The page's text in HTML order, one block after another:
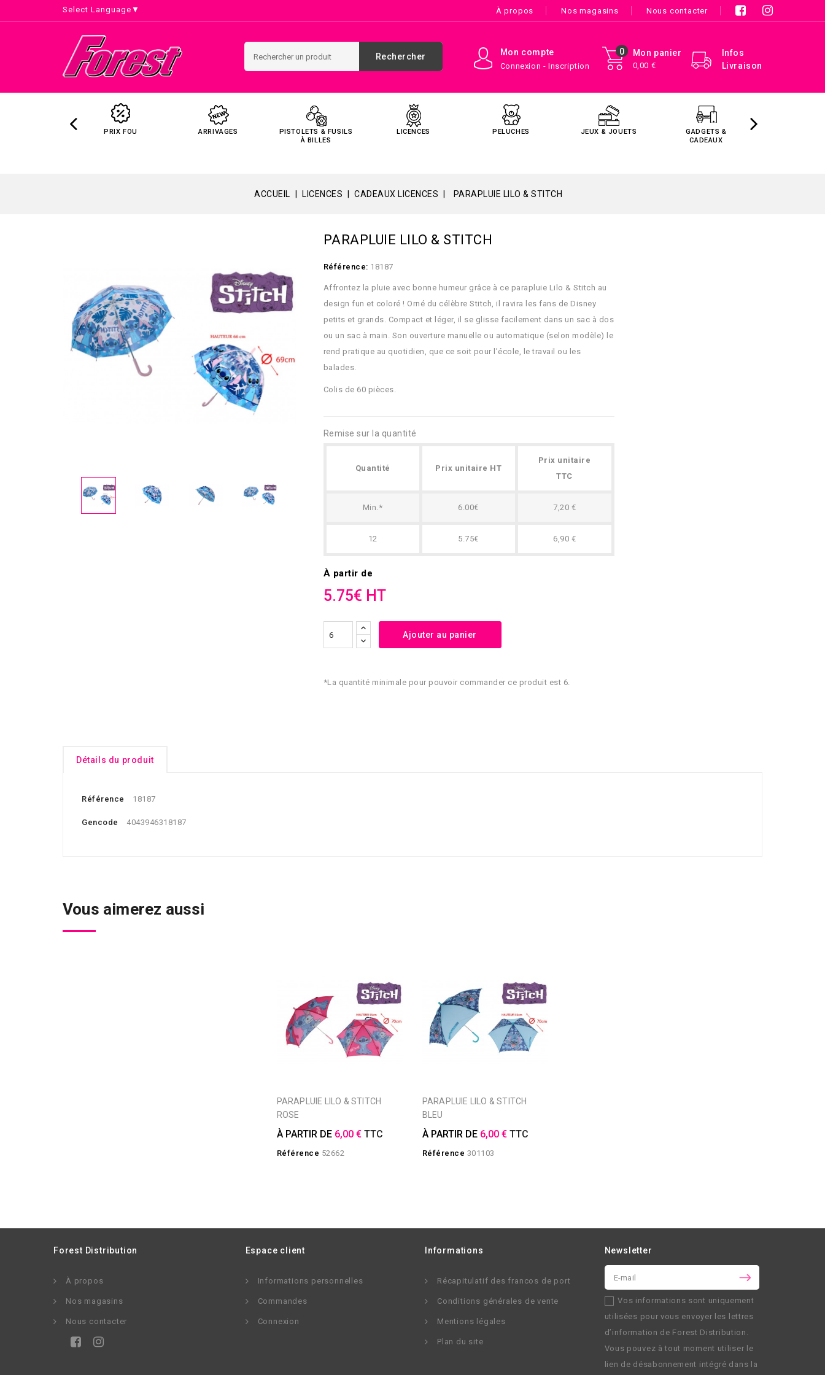
Select Language ▼ À propos Nos magasins Nous contacter
Infos
Livraison
Mon panier
0,00 €
0
Mon compte
Connexion - Inscription
Rechercher
PRIX FOU ARRIVAGES
PISTOLETS & FUSILS
À BILLES
LICENCES PELUCHES JEUX & JOUETS
GADGETS &
CADEAUX
ACCUEIL LICENCES CADEAUX LICENCES PARAPLUIE LILO & STITCH
PARAPLUIE LILO & STITCH
Référence: 18187
Affrontez la pluie avec bonne humeur grâce à ce parapluie Lilo & Stitch au
design fun et coloré ! Orné du célèbre Stitch, il ravira les fans de Disney
petits et grands. Compact et léger, il se glisse facilement dans un sac à dos
ou un sac à main. Son ouverture manuelle ou automatique (selon modèle) le
rend pratique au quotidien, que ce soit pour l’école, le travail ou les
balades.
Colis de 60 pièces.
Remise sur la quantité
Quantité Prix unitaire HT
Prix unitaire
TTC
Min.* 6.00€ 7,20 €
12 5.75€ 6,90 €
À partir de
5.75€ HT
Ajouter au panier
*La quantité minimale pour pouvoir commander ce produit est 6.
Détails du produit
Référence 18187
Gencode 4043946318187
Vous aimerez aussi
PARAPLUIE LILO & STITCH
ROSE
À PARTIR DE 6,00 € TTC
Référence 52662
PARAPLUIE LILO & STITCH
BLEU
À PARTIR DE 6,00 € TTC
Référence 301103
Forest Distribution
À propos
Nos magasins
Nous contacter
Espace client
Informations personnelles
Commandes
Connexion
Informations
Récapitulatif des francos de port
Conditions générales de vente
Mentions légales
Plan du site
Newsletter
Vos informations sont uniquement
utilisées pour vous envoyer les lettres
d’information de Forest Distribution .
Vous pouvez à tout moment utiliser le
lien de désabonnement intégré dans la